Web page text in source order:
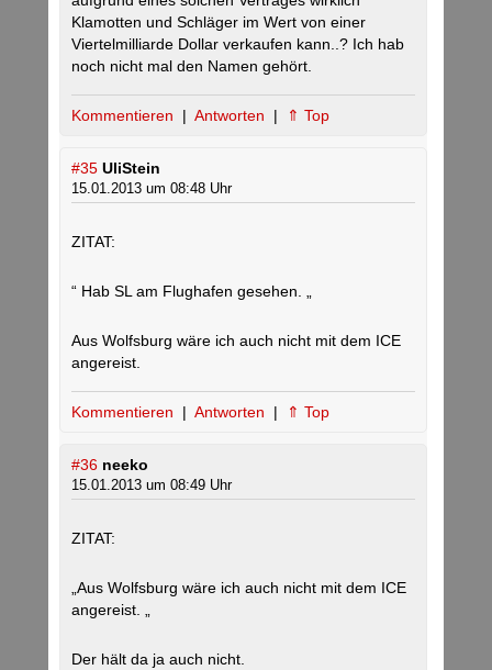
Klamotten und Schläger im Wert von einer
Viertelmilliarde Dollar verkaufen kann..? Ich hab
noch nicht mal den Namen gehört.
Kommentieren | Antworten | ⇑ Top
#35 UliStein
15.01.2013 um 08:48 Uhr
ZITAT:
“ Hab SL am Flughafen gesehen. „
Aus Wolfsburg wäre ich auch nicht mit dem ICE
angereist.
Kommentieren | Antworten | ⇑ Top
#36 neeko
15.01.2013 um 08:49 Uhr
ZITAT:
„Aus Wolfsburg wäre ich auch nicht mit dem ICE
angereist. „
Der hält da ja auch nicht.